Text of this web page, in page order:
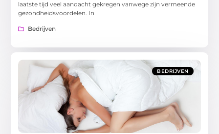
laatste tijd veel aandacht gekregen vanwege zijn vermeende
gezondheidsvoordelen. In
Bedrijven
BEDRIJVEN